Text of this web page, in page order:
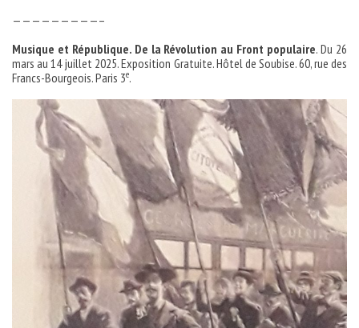
—————————–
Musique et République. De la Révolution au Front populaire. Du 26
mars au 14 juillet 2025. Exposition Gratuite. Hôtel de Soubise. 60, rue des
Francs-Bourgeois. Paris 3e.